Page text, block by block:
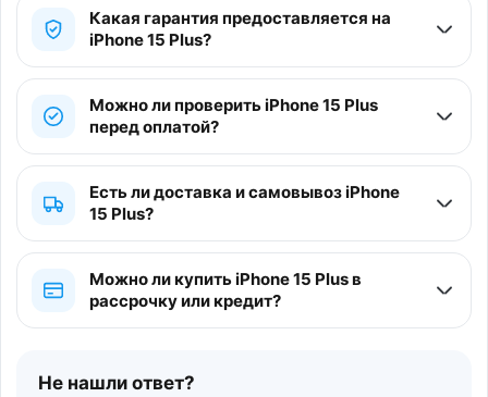
Какая гарантия предоставляется на
iPhone 15 Plus?
Можно ли проверить iPhone 15 Plus
перед оплатой?
Есть ли доставка и самовывоз iPhone
15 Plus?
Можно ли купить iPhone 15 Plus в
рассрочку или кредит?
Не нашли ответ?